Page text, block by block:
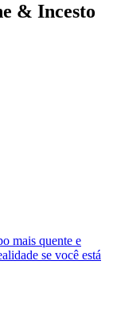
& Incesto
mais quente e
se você está